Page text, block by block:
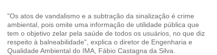
Fale Conosco
"Os atos de vandalismo e a subtração da sinalização é crime
ambiental, pois omite uma informação de utilidade pública que
tem o objetivo zelar pela saúde de todos os usuários, no que diz
respeito à balneabilidade", explica o diretor de Engenharia e
Qualidade Ambiental do IMA, Fábio Castagna da Silva.